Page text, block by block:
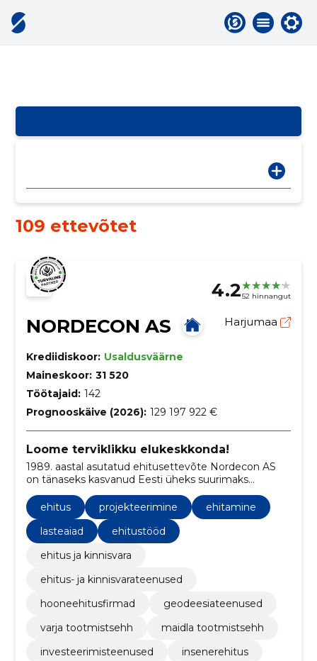
109 ettevõtet
4.252 hinnangut
NORDECON AS Harjumaa
Krediidiskoor: Usaldusväärne
Maineskoor: 31 520
Töötajaid: 142
Prognooskäive (2026): 129 197 922 €
Loome terviklikku elukeskkonda!
1989. aastal asutatud ehitusettevõte Nordecon AS
on tänaseks kasvanud Eesti üheks suurimaks
ehituskontserniks.
ehitus
projekteerimine
ehitamine
lasteaiad
ehitustööd
ehitus ja kinnisvara
ehitus- ja kinnisvarateenused
hooneehitusfirmad
geodeesiateenused
varja tootmistsehh
maidla tootmistsehh
investeerimisteenused
insenerehitus